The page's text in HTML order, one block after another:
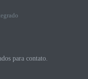
para contato.